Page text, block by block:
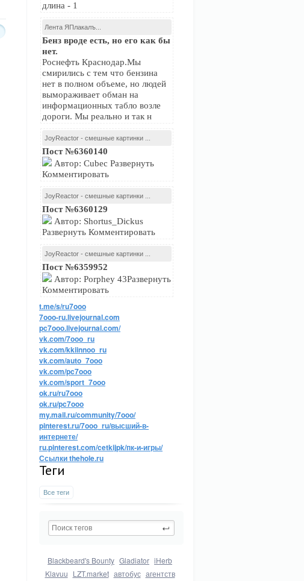
длина - 1
Лента ЯПлакалъ...
Бенз вроде есть, но его как бы
нет.
Роснефть Краснодар.Мы
смирились с тем что бензина
нет в полном объеме, но людей
вымораживает обман на
информационных табло возле
дороги. Мы реально и так н
JoyReactor - смешные картинки ...
Пост №6360140
Автор: Cubec Развернуть
Комментировать
JoyReactor - смешные картинки ...
Пост №6360129
Автор: Shortus_Dickus
Развернуть Комментировать
JoyReactor - смешные картинки ...
Пост №6359952
Автор: Porphey 43Развернуть
Комментировать
t.me/s/ru7ooo
7ooo-ru.livejournal.com
pc7ooo.livejournal.com/
vk.com/7ooo_ru
vk.com/kkiinnoo_ru
vk.com/auto_7ooo
vk.com/pc7ooo
vk.com/sport_7ooo
ok.ru/ru7ooo
ok.ru/pc7ooo
my.mail.ru/community/7ooo/
pinterest.ru/7ooo_ru/высший-в-
интернете/
ru.pinterest.com/cetkijpk/пк-и-игры/
Ссылки thehole.ru
Теги
Все теги
Blackbeard's Bounty Gladiator iHerb
Klavuu LZT.market автобус агентств